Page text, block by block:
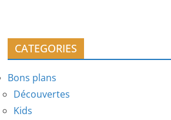
CATEGORIES
Bons plans
Découvertes
Kids